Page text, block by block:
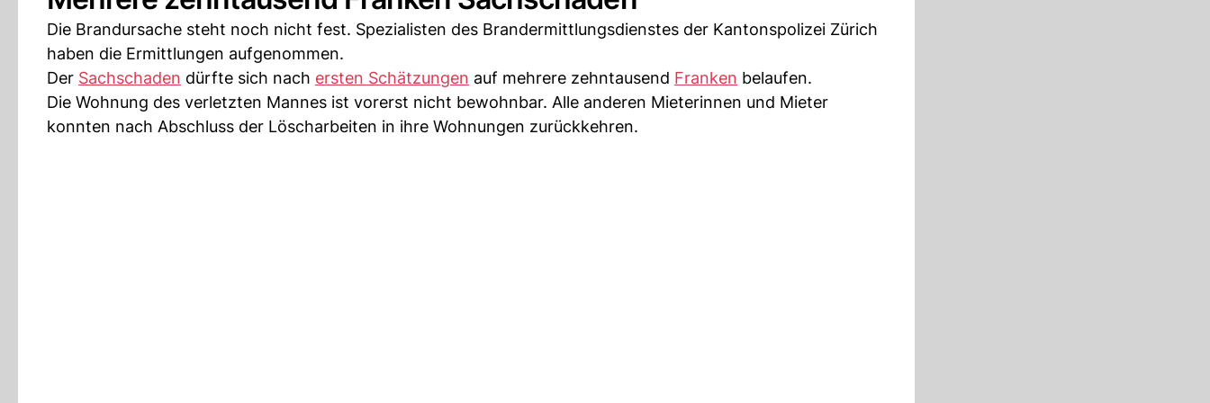
Die Brandursache steht noch nicht fest. Spezialisten des Brandermittlungsdienstes der Kantonspolizei Zürich
haben die Ermittlungen aufgenommen.
Der Sachschaden dürfte sich nach ersten Schätzungen auf mehrere zehntausend Franken belaufen.
Die Wohnung des verletzten Mannes ist vorerst nicht bewohnbar. Alle anderen Mieterinnen und Mieter
konnten nach Abschluss der Löscharbeiten in ihre Wohnungen zurückkehren.